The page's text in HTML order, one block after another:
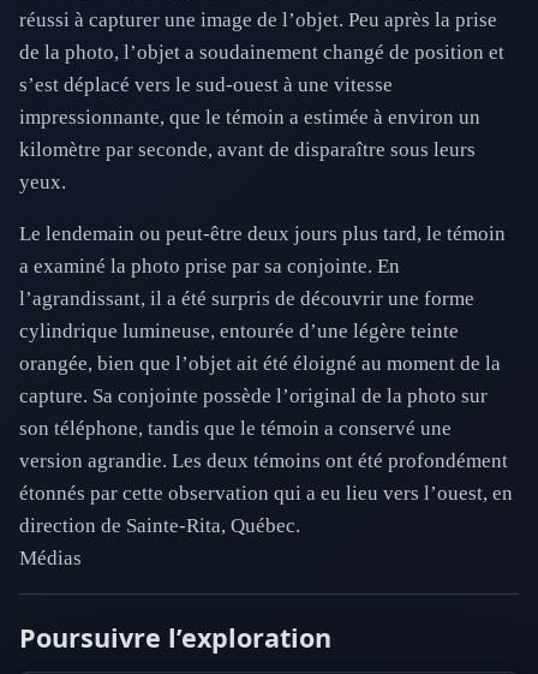
réussi à capturer une image de l’objet. Peu après la prise
de la photo, l’objet a soudainement changé de position et
s’est déplacé vers le sud-ouest à une vitesse
impressionnante, que le témoin a estimée à environ un
kilomètre par seconde, avant de disparaître sous leurs
yeux.
Le lendemain ou peut-être deux jours plus tard, le témoin
a examiné la photo prise par sa conjointe. En
l’agrandissant, il a été surpris de découvrir une forme
cylindrique lumineuse, entourée d’une légère teinte
orangée, bien que l’objet ait été éloigné au moment de la
capture. Sa conjointe possède l’original de la photo sur
son téléphone, tandis que le témoin a conservé une
version agrandie. Les deux témoins ont été profondément
étonnés par cette observation qui a eu lieu vers l’ouest, en
direction de Sainte-Rita, Québec.
Médias
Poursuivre l’exploration